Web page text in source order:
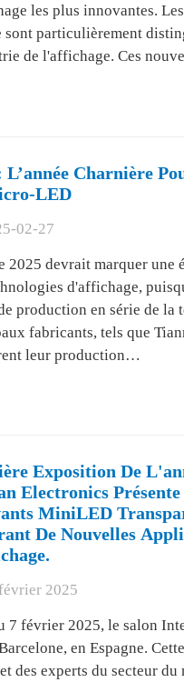
les plus innovantes.
sont particulièrement
de l'affichage. Ces
L’année Charnière
LED
02-27
2025 devrait marquer une
d'affichage,
production en série de
fabricants, tels que
leur production…
Exposition De
Electronics
MiniLED
De Nouvelles
2025
7 février 2025, le salon
en Espagne.
des experts du secteur